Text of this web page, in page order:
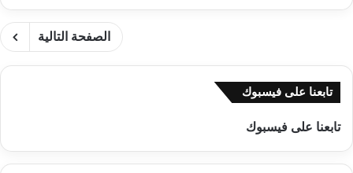
الصفحة التالية
تابعنا على فيسبوك
تابعنا على فيسبوك